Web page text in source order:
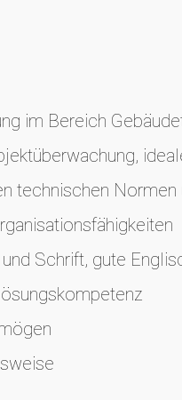
im Bereich
technischen
Schrift, gute